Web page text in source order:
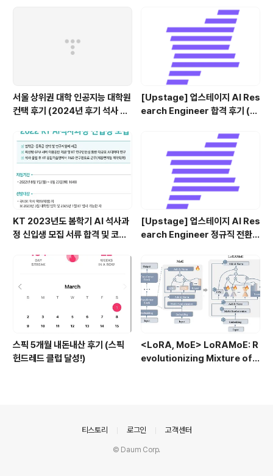
서울 상위권 대학 인공지능 대학원
컨택 후기 (2024년 후기 석사 지
[Upstage] 업스테이지 AI Res
earch Engineer 합격 후기 (정
KT 2023년도 봄학기 AI 석사과
정 신입생 모집 서류 합격 및 코딩
[Upstage] 업스테이지 AI Res
earch Engineer 정규직 전환
스픽 5개월 내돈내산 후기 (스픽
헌드레드 클럽 달성!)
<LoRA, MoE> LoRAMoE: R
evolutionizing Mixture of E
티스토리 로그인 고객센터
© Daum Corp.